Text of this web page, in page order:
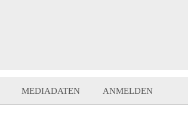
MEDIADATEN ANMELDEN